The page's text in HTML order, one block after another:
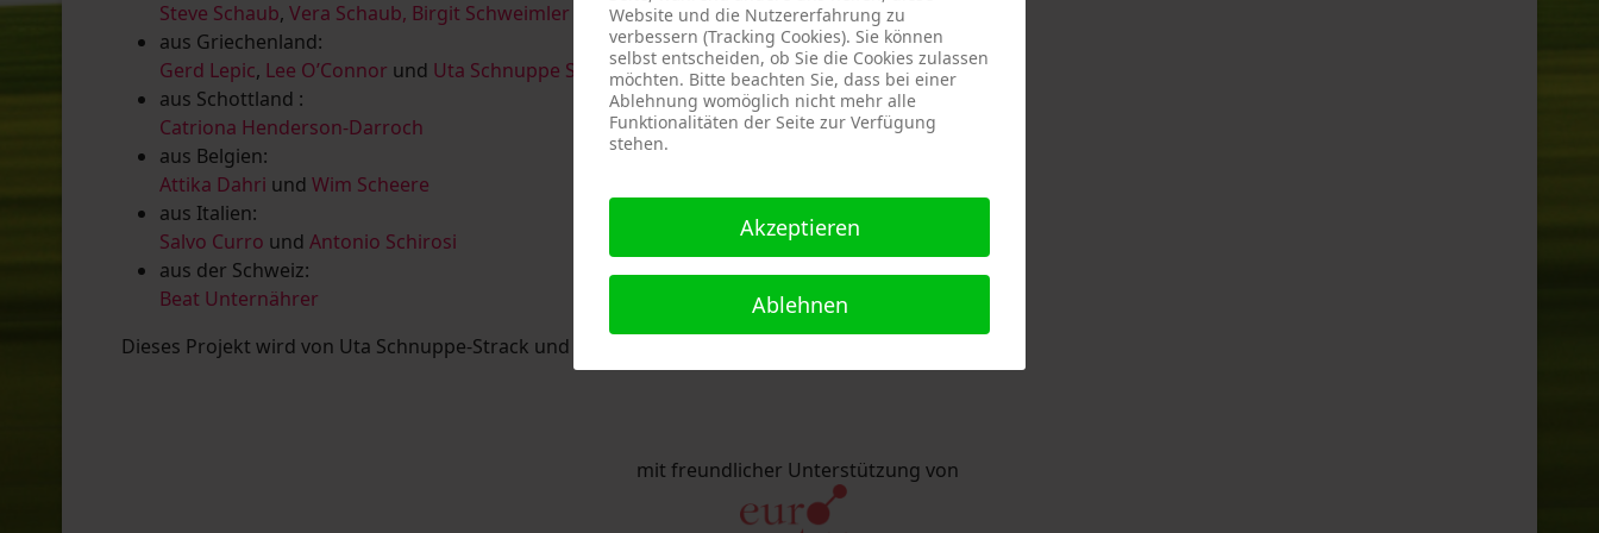
Steve Schaub, Vera Schaub, Birgit Schweimler & Serge DevadderundRolf Thärichen
aus Griechenland:
Gerd Lepic, Lee O’Connor und Uta Schnuppe Strack
aus Schottland :
Catriona Henderson-Darroch
aus Belgien:
Attika Dahri und Wim Scheere
aus Italien:
Salvo Curro und Antonio Schirosi
aus der Schweiz:
Beat Unternährer
Dieses Projekt wird von Uta Schnuppe-Strack und Eric Schaftlein organisiert.
mit freundlicher Unterstützung von
Website und die Nutzererfahrung zu
verbessern (Tracking Cookies). Sie können
selbst entscheiden, ob Sie die Cookies zulassen
möchten. Bitte beachten Sie, dass bei einer
Ablehnung womöglich nicht mehr alle
Funktionalitäten der Seite zur Verfügung
stehen.
Akzeptieren
Ablehnen